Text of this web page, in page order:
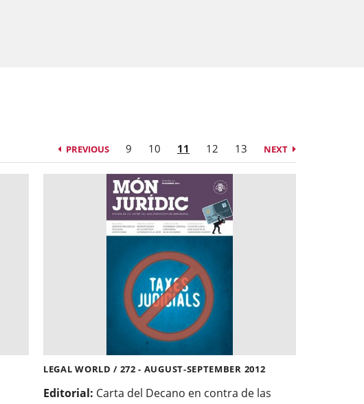
PREVIOUS 9 10 11 12 13 NEXT
LEGAL WORLD / 272 - AUGUST-SEPTEMBER 2012
Editorial: Carta del Decano en contra de las